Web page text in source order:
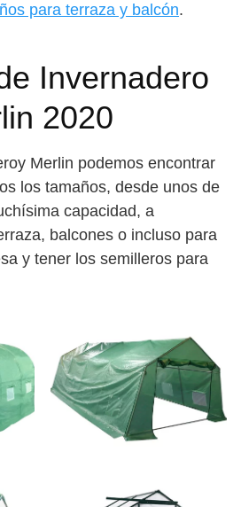
para terraza y balcón.
Invernadero
2020
Merlin podemos encontrar
los tamaños, desde unos de
capacidad, a
balcones o incluso para
y tener los semilleros para